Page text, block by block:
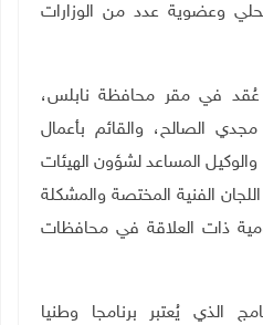
وعضوية عدد من الوزارات
عُقد في مقر محافظة نابلس،
الصالح، والقائم بأعمال
المساعد لشؤون الهيئات
الفنية المختصة والمشكلة
ذات العلاقة في محافظات
الذي يُعتبر برنامجا وطنيا